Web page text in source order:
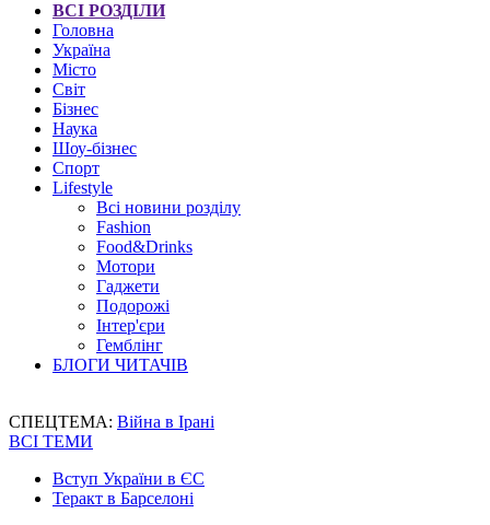
ВСІ РОЗДІЛИ
Головна
Україна
Місто
Світ
Бізнес
Наука
Шоу-бізнес
Спорт
Lifestyle
Всі новини розділу
Fashion
Food&Drinks
Мотори
Гаджети
Подорожі
Інтер'єри
Гемблінг
БЛОГИ ЧИТАЧІВ
СПЕЦТЕМА: Війна в Ірані
ВСІ ТЕМИ
Вступ України в ЄС
Теракт в Барселоні